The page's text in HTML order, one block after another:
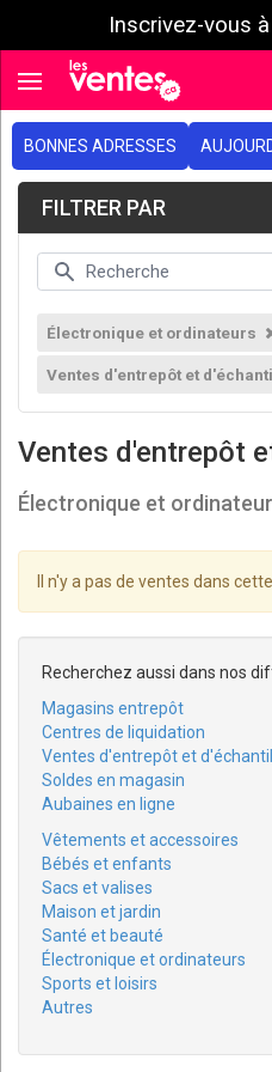
Inscrivez-vous
Toggle navigation
BONNES ADRESSES
FILTRER PAR
Électronique et ordinateurs
Ventes d'entrepôt et
Ventes d'entrepôt
Électronique et
Il n'y a pas de ventes dans
Recherchez aussi dans nos
Magasins entrepôt
Centres de liquidation
Ventes d'entrepôt et
Soldes en magasin
Aubaines en ligne
Vêtements et accessoires
Bébés et enfants
Sacs et valises
Maison et jardin
Santé et beauté
Électronique et ordinateurs
Sports et loisirs
Autres